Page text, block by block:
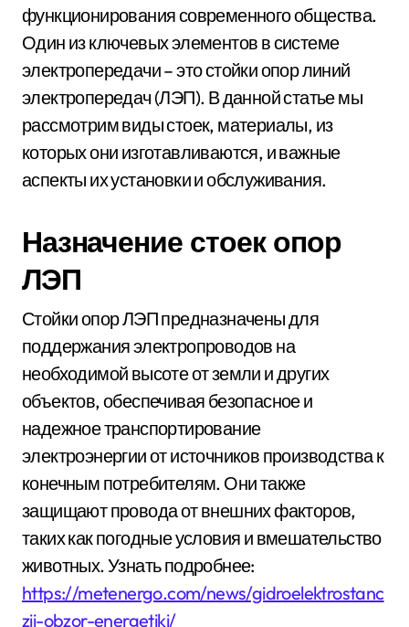
функционирования современного общества.
Один из ключевых элементов в системе
электропередачи – это стойки опор линий
электропередач (ЛЭП). В данной статье мы
рассмотрим виды стоек, материалы, из
которых они изготавливаются, и важные
аспекты их установки и обслуживания.
Назначение стоек опор
ЛЭП
Стойки опор ЛЭП предназначены для
поддержания электропроводов на
необходимой высоте от земли и других
объектов, обеспечивая безопасное и
надежное транспортирование
электроэнергии от источников производства к
конечным потребителям. Они также
защищают провода от внешних факторов,
таких как погодные условия и вмешательство
животных. Узнать подробнее:
https://metenergo.com/news/gidroelektrostanc
zii-obzor-energetiki/